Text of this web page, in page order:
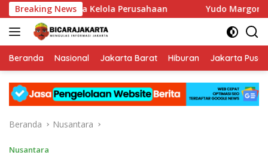
Langsung
ke
konten
Breaking News
Tata Kelola Perusahaan Yudo Margono Pimpin
Beranda Nasional Jakarta Barat Hiburan Jakarta Pusat
Beranda Nusantara
Nusantara